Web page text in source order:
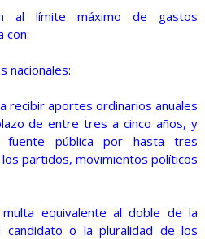
al límite máximo de gastos
con:
nacionales:
recibir aportes ordinarios anuales
de entre tres a cinco años, y
fuente pública por hasta tres
partidos, movimientos políticos
equivalente al doble de la
candidato o la pluralidad de los